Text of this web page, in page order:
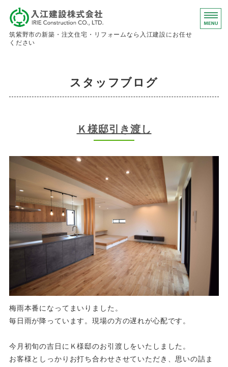
入江建設株
筑紫野市の新築・注文住宅・リフォームなら入江建設にお任せ
ください
スタッフブログ
Ｋ様邸引き渡し
梅雨本番になってまいりました。
毎日雨が降っています。現場の方の遅れが心配です。
今月初旬の吉日にＫ様邸のお引渡しをいたしました。
お客様としっかりお打ち合わせさせていただき、思いの詰ま